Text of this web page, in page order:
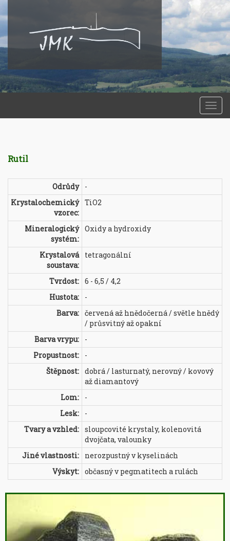
Rutil
Odrůdy
-
Krystalochemický
vzorec:
TiO2
Mineralogický
systém:
Oxidy a hydroxidy
Krystalová
soustava:
tetragonální
Tvrdost: 6 - 6,5 / 4,2
Hustota:
-
Barva: červená až hnědočerná / světle hnědý
/ průsvitný až opakní
Barva vrypu:
-
Propustnost:
-
Štěpnost: dobrá / lasturnatý, nerovný / kovový
až diamantový
Lom:
-
Lesk:
-
Tvary a vzhled: sloupcovité krystaly, kolenovitá
dvojčata, valounky
Jiné vlastnosti:
nerozpustný v kyselinách
Výskyt: občasný v pegmatitech a rulách